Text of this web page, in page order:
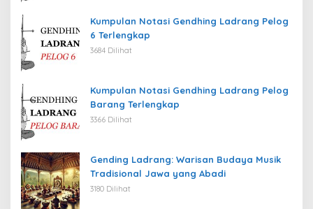
Kumpulan Notasi Gendhing Ladrang Pelog
6 Terlengkap
3684 Dilihat
Kumpulan Notasi Gendhing Ladrang Pelog
Barang Terlengkap
3366 Dilihat
Gending Ladrang: Warisan Budaya Musik
Tradisional Jawa yang Abadi
3180 Dilihat